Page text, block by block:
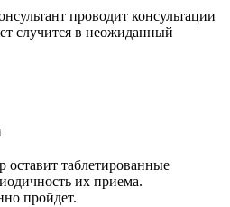
проводит консультации
случится в неожиданный
оставит таблетированные
их приема.
пройдет.